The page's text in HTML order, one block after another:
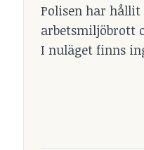
Polisen har hållit
arbetsmiljöbrott
I nuläget finns